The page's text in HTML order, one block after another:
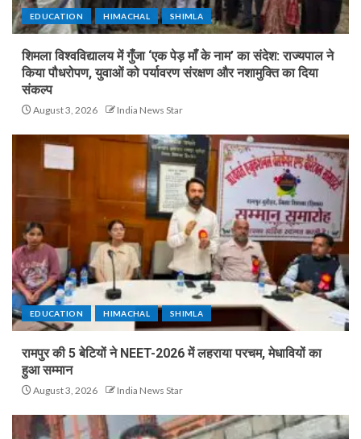
EDUCATION HIMACHAL SHIMLA
शिमला विश्वविद्यालय में गुँजा ‘एक पेड़ माँ के नाम’ का संदेश: राज्यपाल ने
किया पौधरोपण, युवाओं को पर्यावरण संरक्षण और नशामुक्ति का दिया
संकल्प
August 3, 2026 India News Star
EDUCATION HIMACHAL SHIMLA
रामपुर की 5 बेटियों ने NEET-2026 में लहराया परचम, मेधावियों का
हुआ सम्मान
August 3, 2026 India News Star